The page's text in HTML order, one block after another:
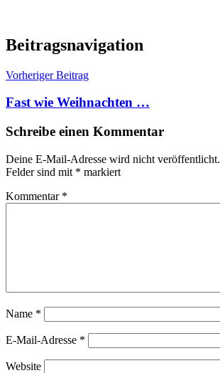
Beitragsnavigation
Vorheriger Beitrag
Fast wie Weihnachten …
Schreibe einen Kommentar
Deine E-Mail-Adresse wird nicht veröffentlicht.
Felder sind mit * markiert
Kommentar *
Name *
E-Mail-Adresse *
Website